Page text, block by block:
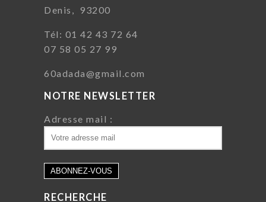
Denis, 93200
Tél: 01 42 43 72 64
07 58 05 27 99
60adada@gmail.com
NOTRE NEWSLETTER
Adresse mail :
RECHERCHE